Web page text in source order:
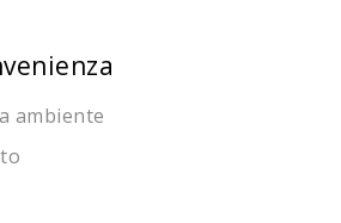
ambiente